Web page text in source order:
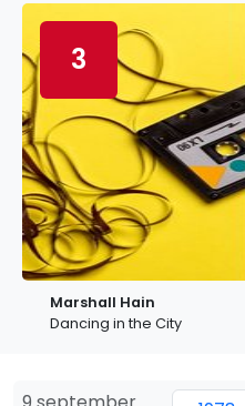
3
Marshall Hain
Dancing in the City